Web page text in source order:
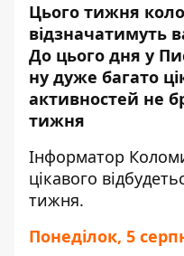
Цього тижня
відзначатимуть
До цього дня у
ну дуже багато
активностей не
тижня
Інформатор
цікавого
тижня.
Понеділок, 5